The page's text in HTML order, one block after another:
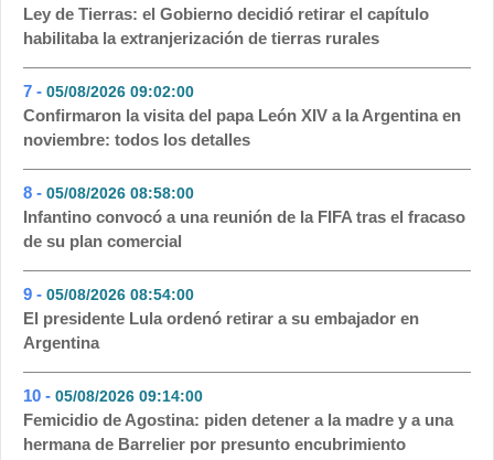
Ley de Tierras: el Gobierno decidió retirar el capítulo
habilitaba la extranjerización de tierras rurales
7 - 05/08/2026 09:02:00
Confirmaron la visita del papa León XIV a la Argentina en
noviembre: todos los detalles
8 - 05/08/2026 08:58:00
Infantino convocó a una reunión de la FIFA tras el fracaso
de su plan comercial
9 - 05/08/2026 08:54:00
El presidente Lula ordenó retirar a su embajador en
Argentina
10 - 05/08/2026 09:14:00
Femicidio de Agostina: piden detener a la madre y a una
hermana de Barrelier por presunto encubrimiento